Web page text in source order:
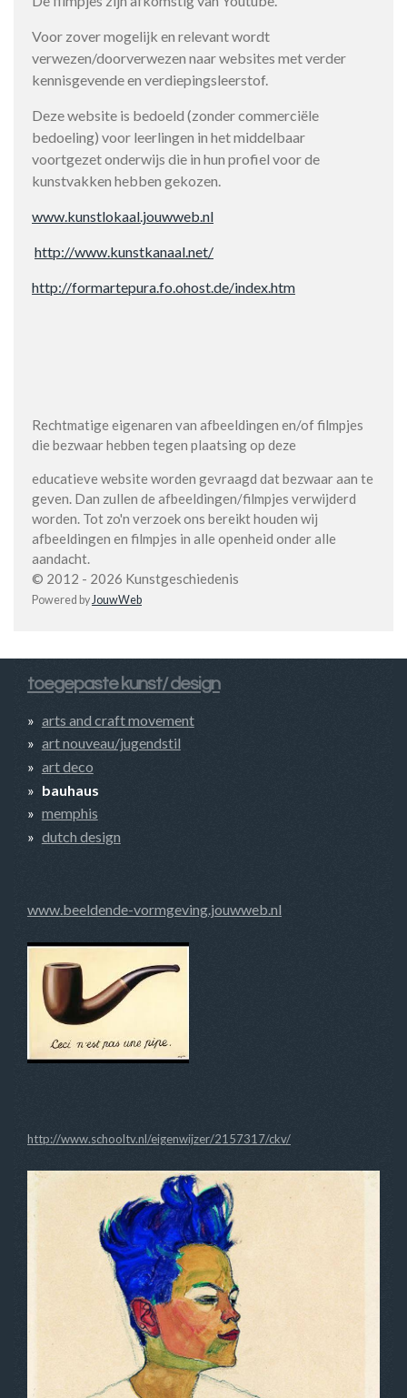
Voor zover mogelijk en relevant wordt
verwezen/doorverwezen naar websites met verder
kennisgevende en verdiepingsleerstof.
Deze website is bedoeld (zonder commerciële
bedoeling) voor leerlingen in het middelbaar
voortgezet onderwijs die in hun profiel voor de
kunstvakken hebben gekozen.
www.kunstlokaal.jouwweb.nl
http://www.kunstkanaal.net/
http://formartepura.fo.ohost.de/index.htm
Rechtmatige eigenaren van afbeeldingen en/of filmpjes
die bezwaar hebben tegen plaatsing op deze
educatieve website worden gevraagd dat bezwaar aan te
geven. Dan zullen de afbeeldingen/filmpjes verwijderd
worden. Tot zo'n verzoek ons bereikt houden wij
afbeeldingen en filmpjes in alle openheid onder alle
aandacht.
© 2012 - 2026 Kunstgeschiedenis
Powered by JouwWeb
toegepaste kunst/ design
arts and craft movement
art nouveau/jugendstil
art deco
bauhaus
memphis
dutch design
www.beeldende-vormgeving.jouwweb.nl
http://www.schooltv.nl/eigenwijzer/2157317/ckv/